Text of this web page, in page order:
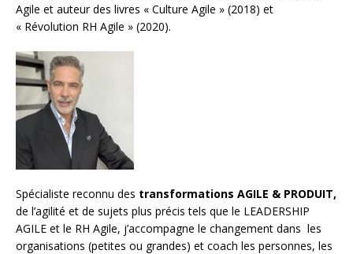
Agile et auteur des livres « Culture Agile » (2018) et
« Révolution RH Agile » (2020).
Spécialiste reconnu des transformations AGILE & PRODUIT,
de l’agilité et de sujets plus précis tels que le LEADERSHIP
AGILE et le RH Agile, j’accompagne le changement dans les
organisations (petites ou grandes) et coach les personnes, les